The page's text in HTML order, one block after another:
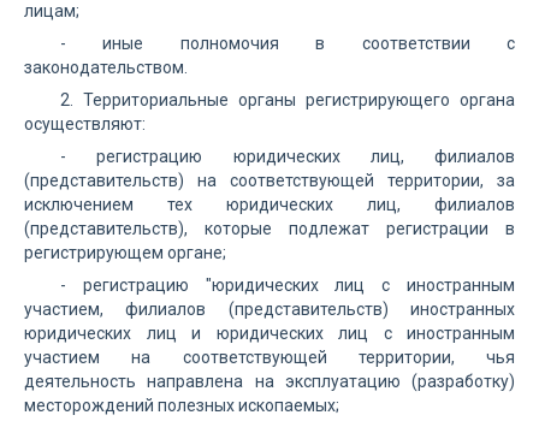
лицам;
- иные полномочия в соответствии с
законодательством.
2. Территориальные органы регистрирующего органа
осуществляют:
- регистрацию юридических лиц, филиалов
(представительств) на соответствующей территории, за
исключением тех юридических лиц, филиалов
(представительств), которые подлежат регистрации в
регистрирующем органе;
- регистрацию "юридических лиц с иностранным
участием, филиалов (представительств) иностранных
юридических лиц и юридических лиц с иностранным
участием на соответствующей территории, чья
деятельность направлена на эксплуатацию (разработку)
месторождений полезных ископаемых;